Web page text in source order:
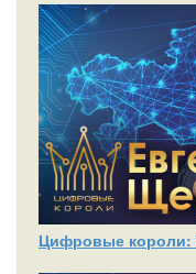
Цифровые короли: